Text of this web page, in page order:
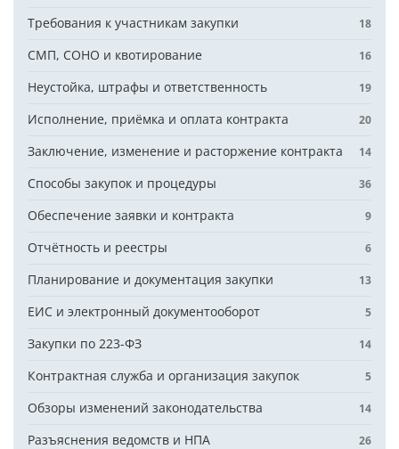
Требования к участникам закупки 18
СМП, СОНО и квотирование 16
Неустойка, штрафы и ответственность 19
Исполнение, приёмка и оплата контракта 20
Заключение, изменение и расторжение контракта 14
Способы закупок и процедуры 36
Обеспечение заявки и контракта 9
Отчётность и реестры 6
Планирование и документация закупки 13
ЕИС и электронный документооборот 5
Закупки по 223-ФЗ 14
Контрактная служба и организация закупок 5
Обзоры изменений законодательства 14
Разъяснения ведомств и НПА 26